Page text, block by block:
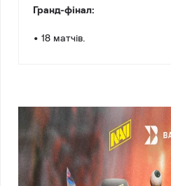
Гранд-фінал:
• 18 матчів.